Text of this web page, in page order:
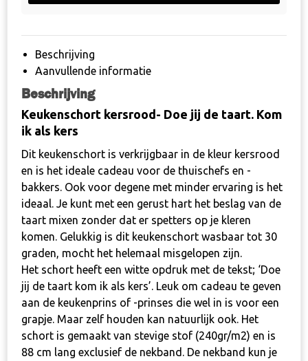
kom
ik
als
kers
Beschrijving
Aanvullende informatie
Beschrijving
Keukenschort kersrood- Doe jij de taart. Kom
ik als kers
Dit keukenschort is verkrijgbaar in de kleur kersrood
en is het ideale cadeau voor de thuischefs en -
bakkers. Ook voor degene met minder ervaring is het
ideaal. Je kunt met een gerust hart het beslag van de
taart mixen zonder dat er spetters op je kleren
komen. Gelukkig is dit keukenschort wasbaar tot 30
graden, mocht het helemaal misgelopen zijn.
Het schort heeft een witte opdruk met de tekst; ‘Doe
jij de taart kom ik als kers’. Leuk om cadeau te geven
aan de keukenprins of -prinses die wel in is voor een
grapje. Maar zelf houden kan natuurlijk ook. Het
schort is gemaakt van stevige stof (240gr/m2) en is
88 cm lang exclusief de nekband. De nekband kun je